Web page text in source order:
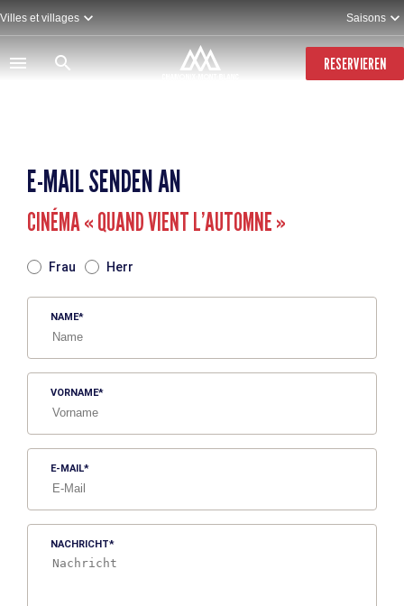
Direkt
zum
Inhalt
Villes et villages Saisons
RESERVIEREN
E-MAIL SENDEN AN
CINÉMA « QUAND VIENT L’AUTOMNE »
Frau Herr
NAME
VORNAME
E-MAIL
NACHRICHT